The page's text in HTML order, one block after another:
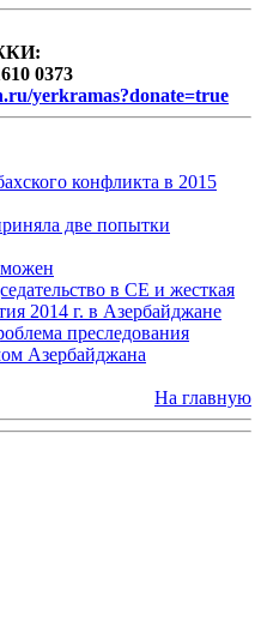
0373
yerkramas?donate=true
конфликта в 2015
две попытки
в СЕ и жесткая
2014 г. в Азербайджане
преследования
Азербайджана
На главную